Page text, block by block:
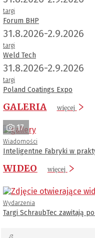
targi
Forum BHP
31.8.2026-2.9.2026
targi
Weld Tech
31.8.2026-2.9.2026
targi
Poland Coatings Expo
GALERIA więcej
17
Wiadomości
Inteligentne Fabryki w
WIDEO więcej
Wydarzenia
Targi SchraubTec zawitają